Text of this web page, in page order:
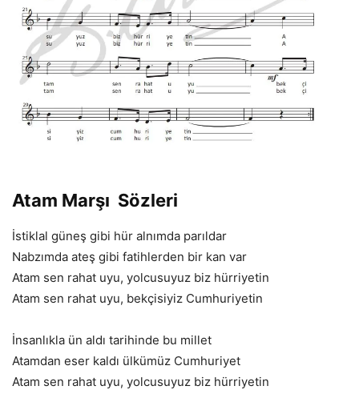
Atam Marşı Sözleri
İstiklal güneş gibi hür alnımda parıldar
Nabzımda ateş gibi fatihlerden bir kan var
Atam sen rahat uyu, yolcusuyuz biz hürriyetin
Atam sen rahat uyu, bekçisiyiz Cumhuriyetin
İnsanlıkla ün aldı tarihinde bu millet
Atamdan eser kaldı ülkümüz Cumhuriyet
Atam sen rahat uyu, yolcusuyuz biz hürriyetin